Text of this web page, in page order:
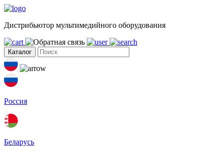
Дистрибьютор мультимедийного оборудования
Каталог
Россия
Беларусь